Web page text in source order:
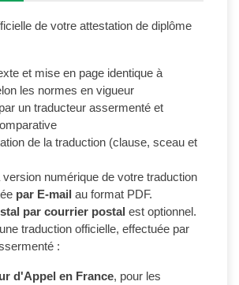
de votre attestation de diplôme
et mise en page identique à
les normes en vigueur
un traducteur assermenté et
de la traduction (clause, sceau et
version numérique de votre traduction
par E-mail au format PDF.
par courrier postal est optionnel.
traduction officielle, effectuée par
:
d'Appel en France, pour les